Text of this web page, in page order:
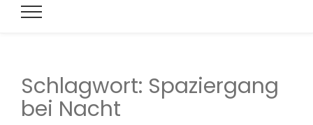
Schlagwort: Spaziergang
bei Nacht